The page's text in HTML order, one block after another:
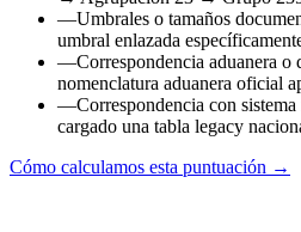
—Umbrales o tamaños
umbral enlazada
—Correspondencia aduanera
nomenclatura aduanera oficial
—Correspondencia con
cargado una tabla legacy
Cómo calculamos esta puntuación →